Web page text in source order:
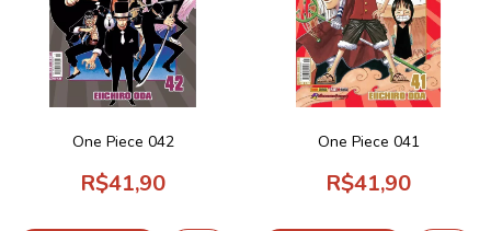
One Piece 042
R$41,90
One Piece 041
R$41,90